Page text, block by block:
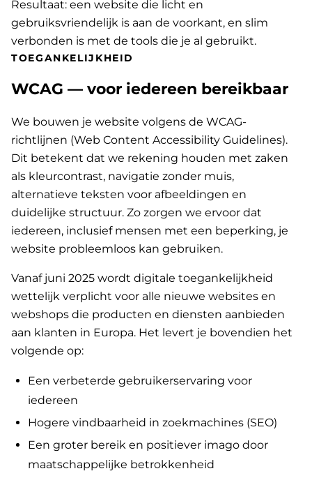
Resultaat: een website die licht en
gebruiksvriendelijk is aan de voorkant, en slim
verbonden is met de tools die je al gebruikt.
TOEGANKELIJKHEID
WCAG — voor iedereen bereikbaar
We bouwen je website volgens de WCAG-
richtlijnen (Web Content Accessibility Guidelines).
Dit betekent dat we rekening houden met zaken
als kleurcontrast, navigatie zonder muis,
alternatieve teksten voor afbeeldingen en
duidelijke structuur. Zo zorgen we ervoor dat
iedereen, inclusief mensen met een beperking, je
website probleemloos kan gebruiken.
Vanaf juni 2025 wordt digitale toegankelijkheid
wettelijk verplicht voor alle nieuwe websites en
webshops die producten en diensten aanbieden
aan klanten in Europa. Het levert je bovendien het
volgende op:
Een verbeterde gebruikerservaring voor
iedereen
Hogere vindbaarheid in zoekmachines (SEO)
Een groter bereik en positiever imago door
maatschappelijke betrokkenheid